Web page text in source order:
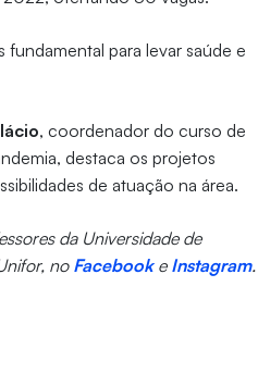
fundamental para levar saúde e
, coordenador do curso de
destaca os projetos
de atuação na área.
da Universidade de
no Facebooke Instagram.